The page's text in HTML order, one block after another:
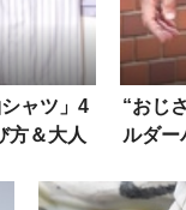
ャツ」4
方＆大人
“おじ
ルダー